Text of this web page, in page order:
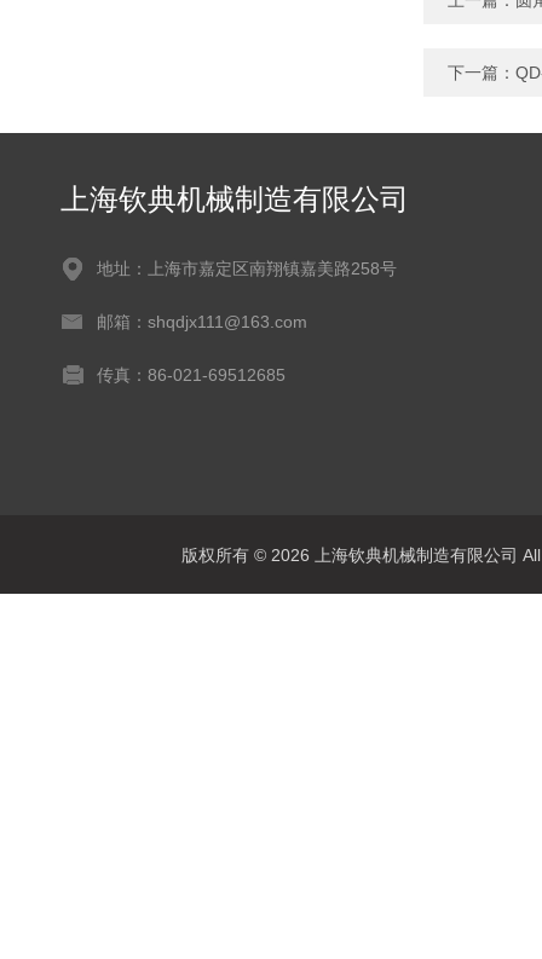
下一篇：
上海钦典机械制造有限公司
地址：上海市嘉定区南翔镇嘉美路258号
邮箱：shqdjx111@163.com
传真：86-021-69512685
版权所有 © 2026 上海钦典机械制造有限公